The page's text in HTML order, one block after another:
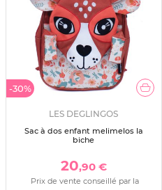
-30%
LES DEGLINGOS
Sac à dos enfant melimelos la
biche
20,90 €
Prix de vente conseillé par la